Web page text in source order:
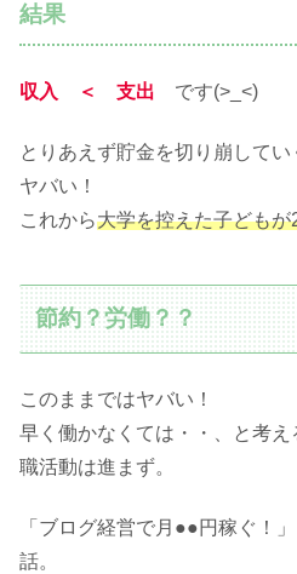
結果
収入 ＜ 支出 です(>_<)
とりあえず貯金を切り崩して
ヤバい！
これから大学を控えた子どもが
節約？労働？？
このままではヤバい！
早く働かなくては・・、と考
職活動は進まず。
「ブログ経営で月●●円稼ぐ！
話。